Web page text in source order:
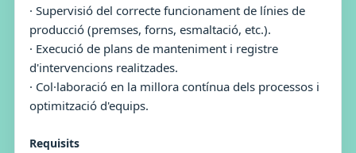
· Supervisió del correcte funcionament de línies de
producció (premses, forns, esmaltació, etc.).
· Execució de plans de manteniment i registre
d'intervencions realitzades.
· Col·laboració en la millora contínua dels processos i
optimització d'equips.
Requisits